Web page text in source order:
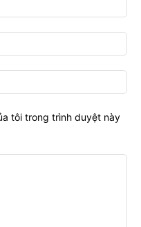
tôi trong trình duyệt này